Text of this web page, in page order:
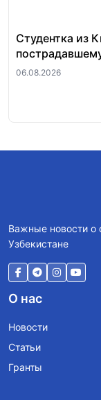
Студентка из
06.08.2026
Важные новости о
Узбекистане
О нас
Новости
Статьи
Гранты